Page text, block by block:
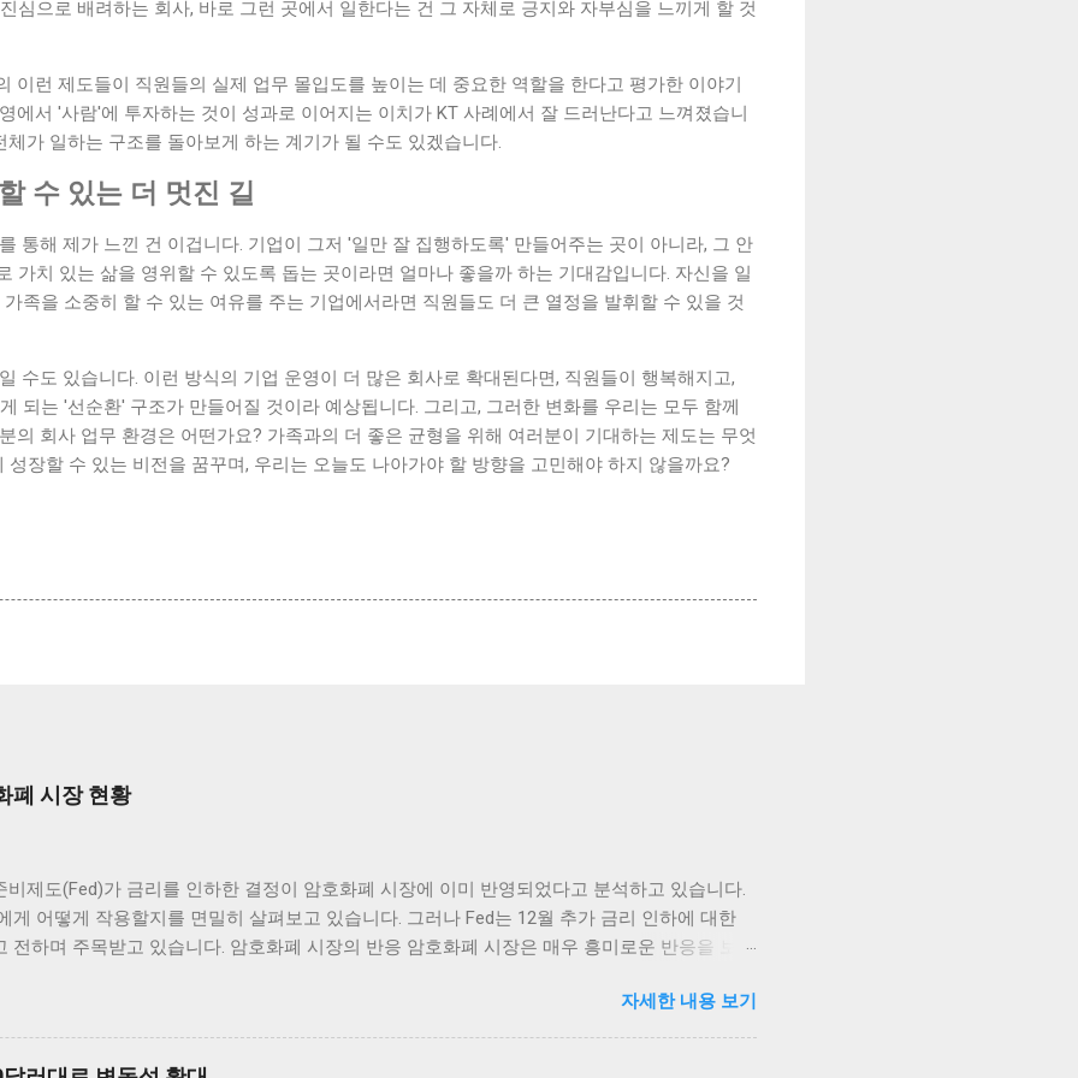
심으로 배려하는 회사, 바로 그런 곳에서 일한다는 건 그 자체로 긍지와 자부심을 느끼게 할 것
이런 제도들이 직원들의 실제 업무 몰입도를 높이는 데 중요한 역할을 한다고 평가한 이야기
에서 '사람'에 투자하는 것이 성과로 이어지는 이치가 KT 사례에서 잘 드러난다고 느껴졌습니
가 일하는 구조를 돌아보게 하는 계기가 될 수도 있겠습니다.
수 있는 더 멋진 길
통해 제가 느낀 건 이겁니다. 기업이 그저 '일만 잘 집행하도록' 만들어주는 곳이 아니라, 그 안
가치 있는 삶을 영위할 수 있도록 돕는 곳이라면 얼마나 좋을까 하는 기대감입니다. 자신을 일
족을 소중히 할 수 있는 여유를 주는 기업에서라면 직원들도 더 큰 열정을 발휘할 수 있을 것
수도 있습니다. 이런 방식의 기업 운영이 더 많은 회사로 확대된다면, 직원들이 행복해지고,
되는 '선순환' 구조가 만들어질 것이라 예상됩니다. 그리고, 그러한 변화를 우리는 모두 함께
의 회사 업무 환경은 어떤가요? 가족과의 더 좋은 균형을 위해 여러분이 기대하는 제도는 무엇
성장할 수 있는 비전을 꿈꾸며, 우리는 오늘도 나아가야 할 방향을 고민해야 하지 않을까요?
폐 시장 현황
제도(Fed)가 금리를 인하한 결정이 암호화폐 시장에 이미 반영되었다고 분석하고 있습니다.
게 어떻게 작용할지를 면밀히 살펴보고 있습니다. 그러나 Fed는 12월 추가 금리 인하에 대한
전하며 주목받고 있습니다. 암호화폐 시장의 반응 암호화폐 시장은 매우 흥미로운 반응을 보이
널리스트들에 의하면 이미 시장에 반영이 되어 있었던 것으로 해석되고 있습니다. 가장 먼저
인 가격 변동 범위 내에서 긍정적인 움직임을 보여 주고 있습니다. 금리 인하 발표가 나자, 비트
투자자들에게 희망적인 신호를 전달했습니다. 이처럼 주요 암호화폐들이 시장의 심리에 따
자세한 내용 보기